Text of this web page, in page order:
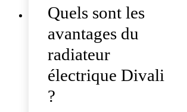
Quels sont les
avantages du
radiateur
électrique Divali
?